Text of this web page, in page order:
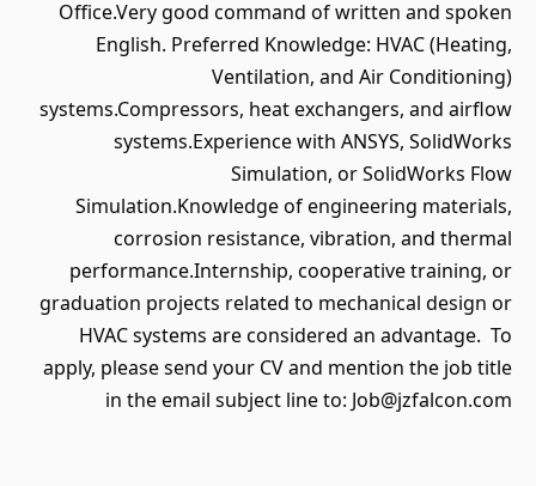
Office.Very good command of written and spoken
English. Preferred Knowledge: HVAC (Heating,
Ventilation, and Air Conditioning)
systems.Compressors, heat exchangers, and airflow
systems.Experience with ANSYS, SolidWorks
Simulation, or SolidWorks Flow
Simulation.Knowledge of engineering materials,
corrosion resistance, vibration, and thermal
performance.Internship, cooperative training, or
graduation projects related to mechanical design or
HVAC systems are considered an advantage. To
apply, please send your CV and mention the job title
in the email subject line to: Job@jzfalcon.com